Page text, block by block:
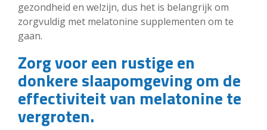
gezondheid en welzijn, dus het is belangrijk om
zorgvuldig met melatonine supplementen om te
gaan.
Zorg voor een rustige en
donkere slaapomgeving om de
effectiviteit van melatonine te
vergroten.